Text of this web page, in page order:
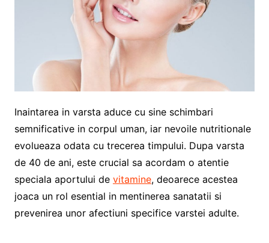
Inaintarea in varsta aduce cu sine schimbari
semnificative in corpul uman, iar nevoile nutritionale
evolueaza odata cu trecerea timpului. Dupa varsta
de 40 de ani, este crucial sa acordam o atentie
speciala aportului de vitamine, deoarece acestea
joaca un rol esential in mentinerea sanatatii si
prevenirea unor afectiuni specifice varstei adulte.